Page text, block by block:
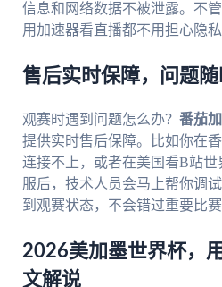
信息和网络数据不被泄露。不
用加速器看直播都不用担心隐
售后实时保障，问题
观赛时遇到问题怎么办？ 番茄
提供实时售后保障。比如你在
连接不上，或者在美国看B站
服后，技术人员会马上帮你调
到观赛状态，不会错过重要比赛
2026美加墨世界杯，
文解说